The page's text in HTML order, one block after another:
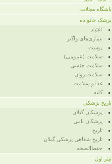
باشگاه مجلات
پزشک خانواده
اعتیاد
بیماری‌های واگیر
پوست
سلامت (عمومی)
سلامت جنسی
سلامت روان
غذا و سلامت
کلیه
تاریخ پزشکی
پزشکان گیلان
پزشکان نامی
تاریخ
تاریخ شفاهی پزشکی گیلان
حفظ‌الصحه
تیتر اول